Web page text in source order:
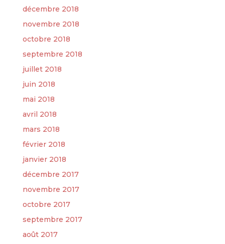
décembre 2018
novembre 2018
octobre 2018
septembre 2018
juillet 2018
juin 2018
mai 2018
avril 2018
mars 2018
février 2018
janvier 2018
décembre 2017
novembre 2017
octobre 2017
septembre 2017
août 2017